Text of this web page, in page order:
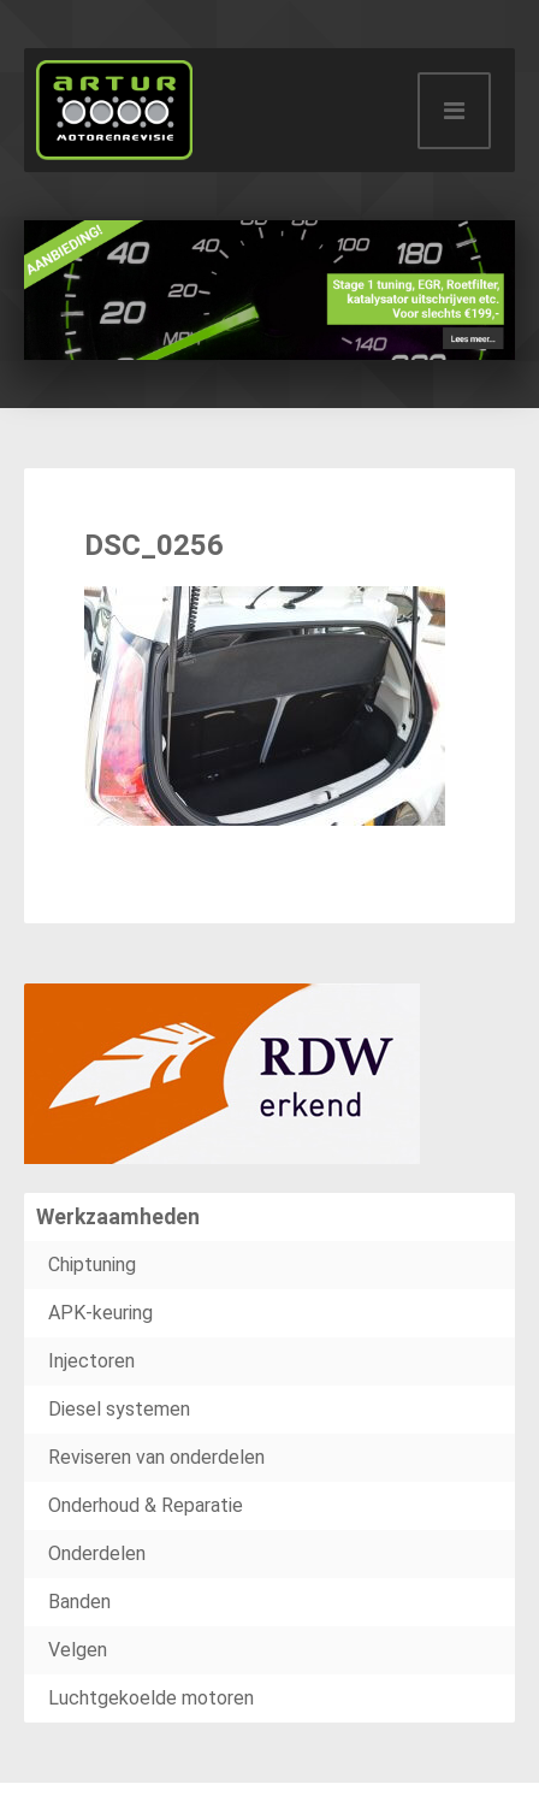
DSC_0256
Werkzaamheden
Chiptuning
APK-keuring
Injectoren
Diesel systemen
Reviseren van onderdelen
Onderhoud & Reparatie
Onderdelen
Banden
Velgen
Luchtgekoelde motoren